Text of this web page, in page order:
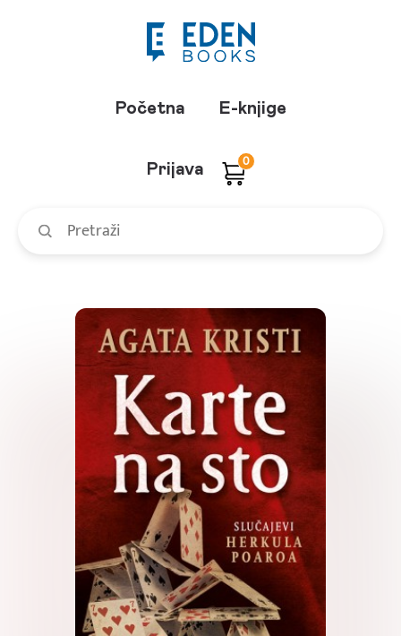
Početna E-knjige
Prijava 0